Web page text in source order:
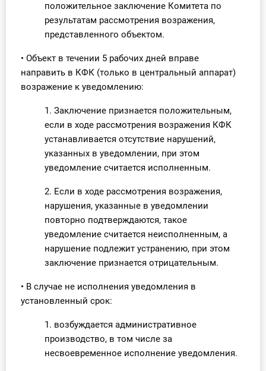
положительное заключение Комитета по
результатам рассмотрения возражения,
представленного объектом.
• Объект в течении 5 рабочих дней вправе
направить в КФК (только в центральный аппарат)
возражение к уведомлению:
1. Заключение признается положительным,
если в ходе рассмотрения возражения КФК
устанавливается отсутствие нарушений,
указанных в уведомлении, при этом
уведомление считается исполненным.
2. Если в ходе рассмотрения возражения,
нарушения, указанные в уведомлении
повторно подтверждаются, такое
уведомление считается неисполненным, а
нарушение подлежит устранению, при этом
заключение признается отрицательным.
• В случае не исполнения уведомления в
установленный срок:
1. возбуждается административное
производство, в том числе за
несвоевременное исполнение уведомления.